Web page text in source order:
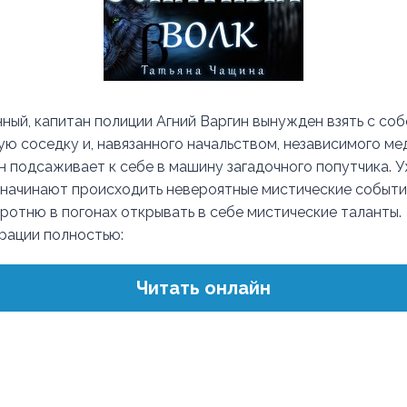
капитан полиции Агний Варгин вынужден взять с
соседку и, навязанного начальством, независимого
подсаживает к себе в машину загадочного попутчика.
происходить невероятные мистические
в погонах открывать в себе мистические таланты.
полностью:
Читать онлайн